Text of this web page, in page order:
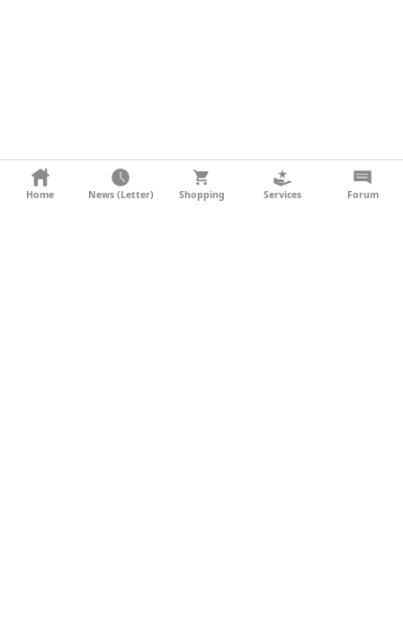
KONTAKT
Home News (Letter) Shopping Services Forum